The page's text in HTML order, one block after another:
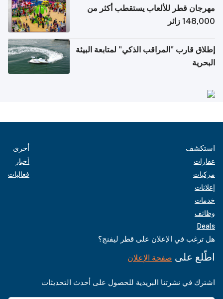
مهرجان قطر للألعاب يستقطب أكثر من
148,000 زائر
إطلاق قارب "المراقب الذكي" لمتابعة البيئة
البحرية
استكشف
عقارات
مركبات
إعلانات
خدمات
وظائف
Deals
أخرى
أخبار
فعاليات
هل ترغب في الإعلان على قطر ليفنج؟
اطّلع على صفحة الإعلان
اشترك في نشرتنا البريدية للحصول على أحدث التحديثات